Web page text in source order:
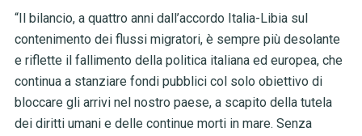
“Il bilancio, a quattro anni dall’accordo Italia-Libia sul
contenimento dei flussi migratori, è sempre più desolante
e riflette il fallimento della politica italiana ed europea, che
continua a stanziare fondi pubblici col solo obiettivo di
bloccare gli arrivi nel nostro paese, a scapito della tutela
dei diritti umani e delle continue morti in mare. Senza